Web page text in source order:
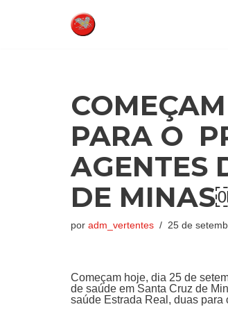
PARA O
AGENTES
DE
por adm_vertentes 25 de
Começam hoje, dia 25 de
de saúde em Santa Cruz de
saúde Estrada Real, duas para